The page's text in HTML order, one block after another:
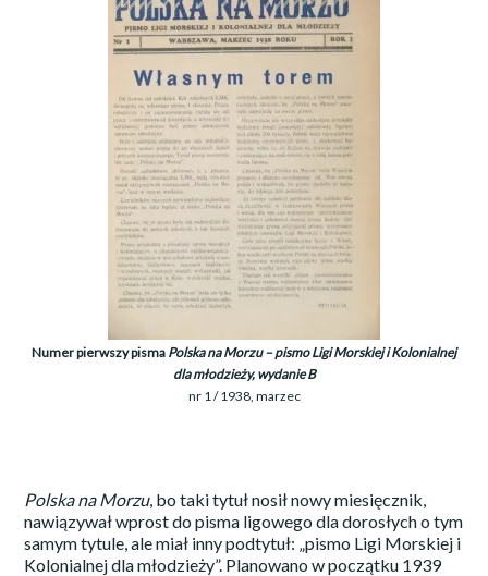
Numer pierwszy pisma Polska na Morzu – pismo Ligi Morskiej i Kolonialnej
dla młodzieży, wydanie B
nr 1 / 1938, marzec
Polska na Morzu, bo taki tytuł nosił nowy miesięcznik,
nawiązywał wprost do pisma ligowego dla dorosłych o tym
samym tytule, ale miał inny podtytuł: „pismo Ligi Morskiej i
Kolonialnej dla młodzieży”. Planowano w początku 1939